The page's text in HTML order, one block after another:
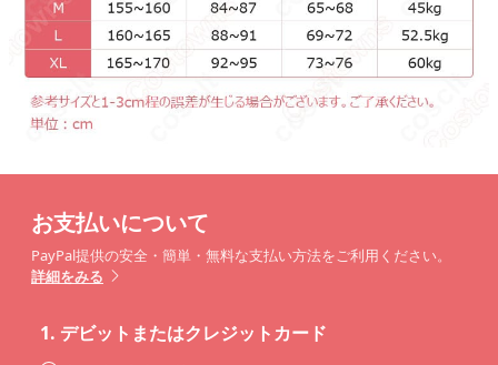
お支払いについて
PayPal提供の安全・簡単・無料な支払い方法をご利用ください。
詳細をみる
1. デビットまたはクレジットカード